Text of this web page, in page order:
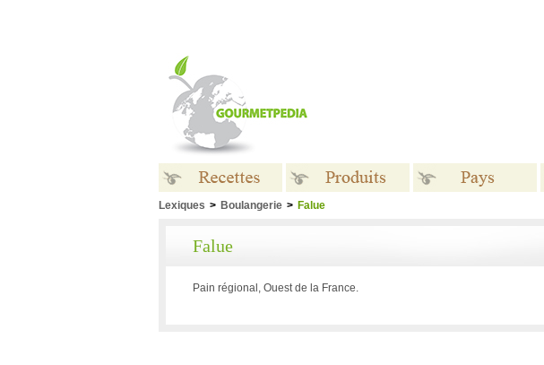
Lexiques > Boulangerie > Falue
Falue
Pain régional, Ouest de la France.
Recettes